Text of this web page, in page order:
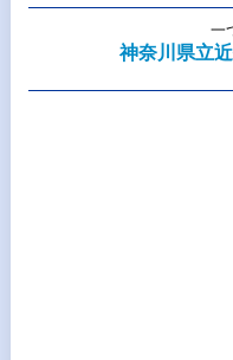
一
神奈川県立